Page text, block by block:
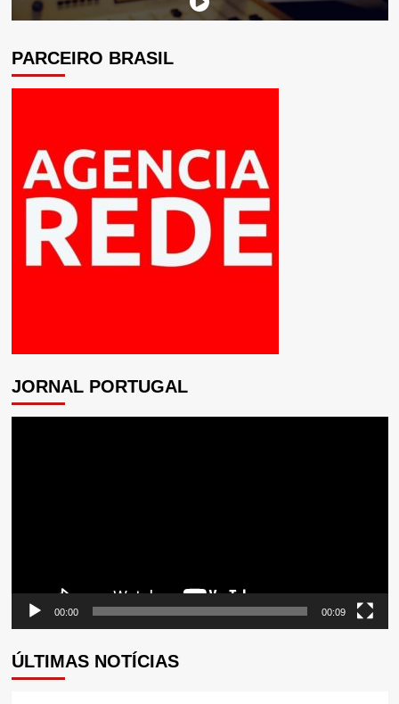
PARCEIRO BRASIL
JORNAL PORTUGAL
00:00 00:09
ÚLTIMAS NOTÍCIAS